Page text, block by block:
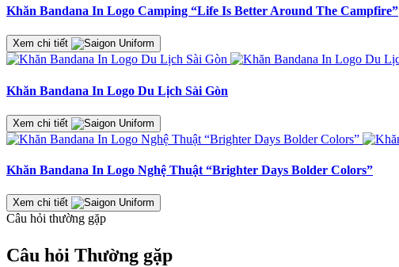
Khăn Bandana In Logo Camping “Life Is Better Around The Campfire”
Xem chi tiết
Khăn Bandana In Logo Du Lịch Sài Gòn
Xem chi tiết
Khăn Bandana In Logo Nghệ Thuật “Brighter Days Bolder Colors”
Xem chi tiết
Câu hỏi thường gặp
Câu hỏi Thường gặp